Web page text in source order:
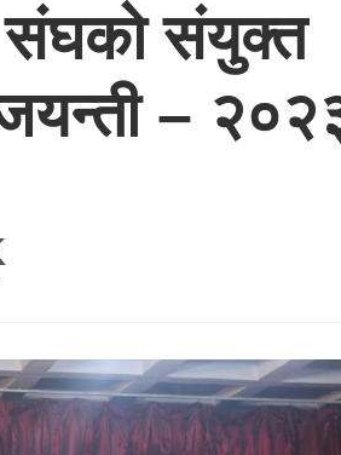
संघको संयुक्त
–